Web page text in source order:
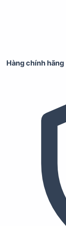
Hàng chính hãng